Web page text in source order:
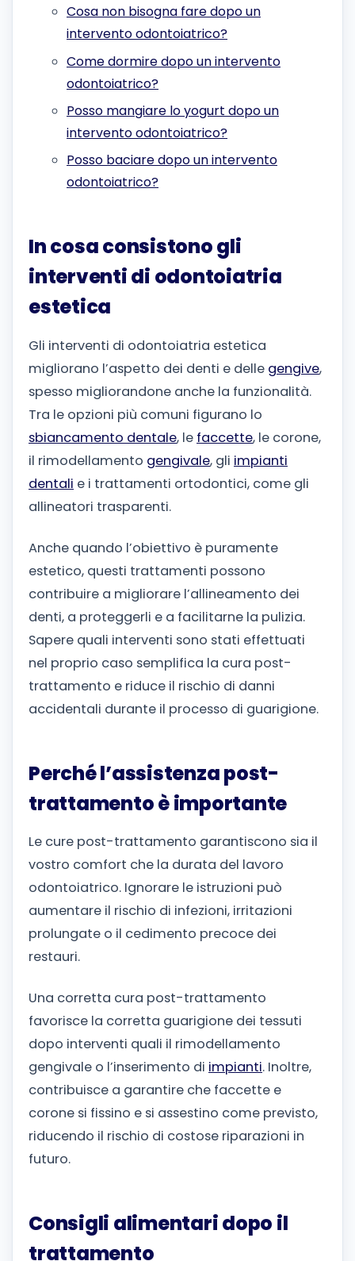
Cosa non bisogna fare dopo un
intervento odontoiatrico?
Come dormire dopo un intervento
odontoiatrico?
Posso mangiare lo yogurt dopo un
intervento odontoiatrico?
Posso baciare dopo un intervento
odontoiatrico?
In cosa consistono gli
interventi di odontoiatria
estetica
Gli interventi di odontoiatria estetica
migliorano l’aspetto dei denti e delle gengive,
spesso migliorandone anche la funzionalità.
Tra le opzioni più comuni figurano lo
sbiancamento dentale, le faccette, le corone,
il rimodellamento gengivale, gli impianti
dentali e i trattamenti ortodontici, come gli
allineatori trasparenti.
Anche quando l’obiettivo è puramente
estetico, questi trattamenti possono
contribuire a migliorare l’allineamento dei
denti, a proteggerli e a facilitarne la pulizia.
Sapere quali interventi sono stati effettuati
nel proprio caso semplifica la cura post-
trattamento e riduce il rischio di danni
accidentali durante il processo di guarigione.
Perché l’assistenza post-
trattamento è importante
Le cure post-trattamento garantiscono sia il
vostro comfort che la durata del lavoro
odontoiatrico. Ignorare le istruzioni può
aumentare il rischio di infezioni, irritazioni
prolungate o il cedimento precoce dei
restauri.
Una corretta cura post-trattamento
favorisce la corretta guarigione dei tessuti
dopo interventi quali il rimodellamento
gengivale o l’inserimento di impianti. Inoltre,
contribuisce a garantire che faccette e
corone si fissino e si assestino come previsto,
riducendo il rischio di costose riparazioni in
futuro.
Consigli alimentari dopo il
trattamento